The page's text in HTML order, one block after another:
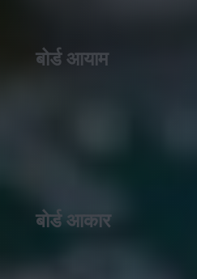
बोर्ड आयाम
बोर्ड आकार